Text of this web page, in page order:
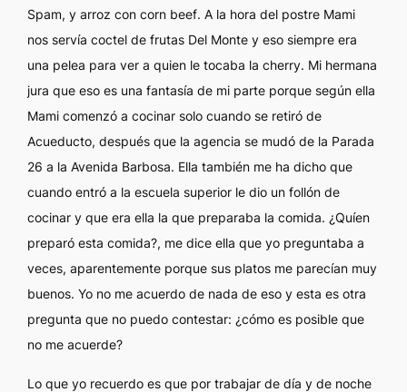
Spam, y arroz concorn beef. A la hora del postre Mami
nos servía coctel de frutas Del Monte y eso siempre era
una pelea para ver a quien le tocaba la cherry. Mi hermana
jura que eso es una fantasía de mi parte porque según ella
Mami comenzó a cocinar solo cuando se retiró de
Acueducto, después que la agencia se mudó de la Parada
26 a la Avenida Barbosa. Ella también me ha dicho que
cuando entró a la escuela superior le dio un follón de
cocinar y que era ella la que preparaba la comida. ¿Quíen
preparó esta comida?, me dice ella que yo preguntaba a
veces, aparentemente porque sus platos me parecían muy
buenos. Yo no me acuerdo de nada de eso y esta es otra
pregunta que no puedo contestar: ¿cómo es posible que
no me acuerde?
Lo que yo recuerdo es que por trabajar de día y de noche